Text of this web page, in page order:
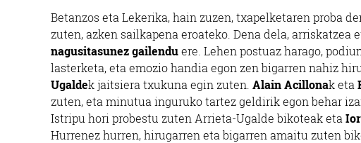
Betanzos eta Lekerika, hain zuzen, txapelketaren proba
zuten, azken sailkapena eroateko. Dena dela,
nagusitasunez gailenduere. Lehen postuaz harago,
lasterketa, eta emozio handia egon zen bigarren nahiz
Ugaldek jaitsiera txukuna egin zuten. Alain Acillonak eta
zuten, eta minutua inguruko tartez geldirik egon behar
Istripu hori probestu zuten Arrieta-Ugalde bikoteak eta
Hurrenez hurren, hirugarren eta bigarren amaitu zuten